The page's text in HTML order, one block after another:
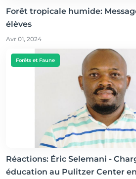
Forêt tropicale humide:
élèves
Avr 01, 2024
Forêts et Faune
Réactions: Éric Selemani -
éducation au Pulitzer Center